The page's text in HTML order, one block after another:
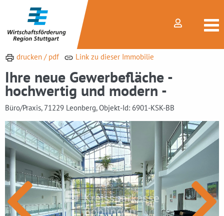
drucken / pdf Link zu dieser Immobilie
Ihre neue Gewerbefläche -
hochwertig und modern -
Büro/Praxis, 71229 Leonberg, Objekt-Id: 6901-KSK-BB